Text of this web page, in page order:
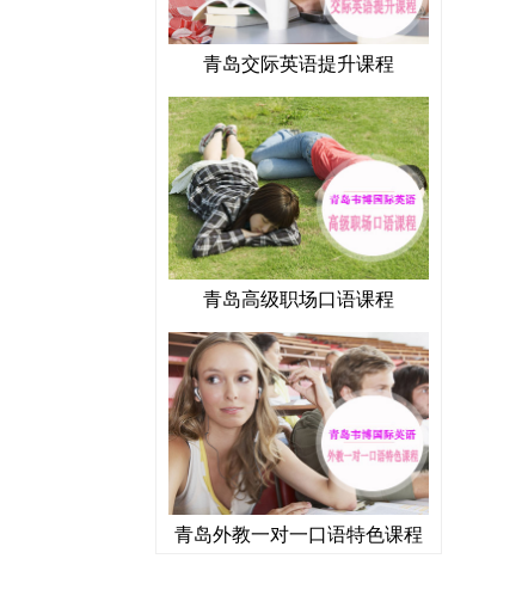
青岛交际英语提升课程
青岛高级职场口语课程
青岛外教一对一口语特色课程